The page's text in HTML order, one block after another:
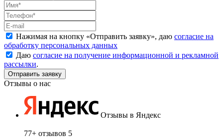
Нажимая на кнопку «Отправить заявку», даю согласие на
обработку персональных данных
Даю согласие на получение информационной и рекламной
рассылки.
Отзывы о нас
Отзывы в Яндекс
77+ отзывов 5